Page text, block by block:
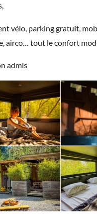
vélo, parking gratuit,
airco… tout le confort
admis